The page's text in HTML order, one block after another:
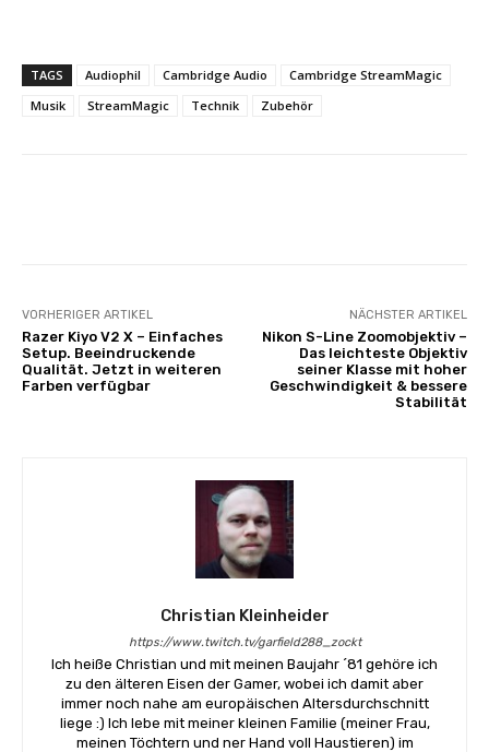
TAGS Audiophil Cambridge Audio
Cambridge StreamMagic
Musik
StreamMagic Technik Zubehör
VORHERIGER ARTIKEL
Razer Kiyo V2 X – Einfaches
Setup. Beeindruckende
Qualität. Jetzt in weiteren
Farben verfügbar
NÄCHSTER ARTIKEL
Nikon S-Line Zoomobjektiv –
Das leichteste Objektiv
seiner Klasse mit hoher
Geschwindigkeit & bessere
Stabilität
Christian Kleinheider
https://www.twitch.tv/garfield288_zockt
Ich heiße Christian und mit meinen Baujahr ´81 gehöre ich
zu den älteren Eisen der Gamer, wobei ich damit aber
immer noch nahe am europäischen Altersdurchschnitt
liege :) Ich lebe mit meiner kleinen Familie (meiner Frau,
meinen Töchtern und ner Hand voll Haustieren) im